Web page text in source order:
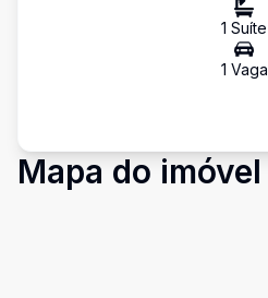
1 Suíte
1 Vaga
Mapa do imóvel